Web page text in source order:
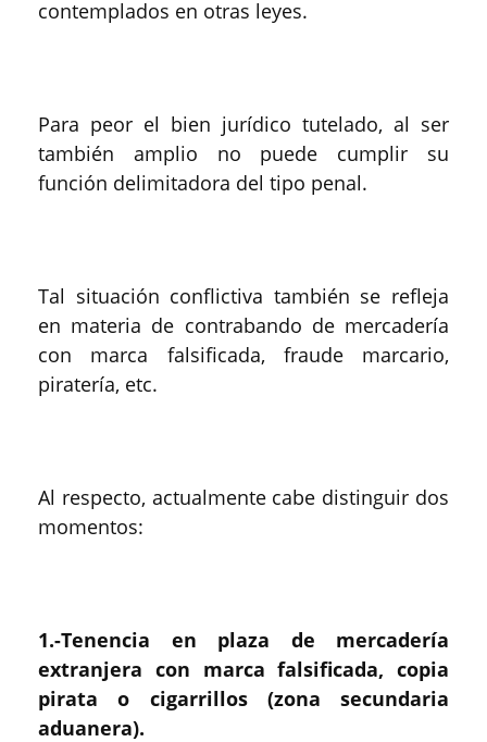
contemplados en otras leyes.
Para peor el bien jurídico tutelado, al ser
también amplio no puede cumplir su
función delimitadora del tipo penal.
Tal situación conflictiva también se refleja
en materia de contrabando de mercadería
con marca falsificada, fraude marcario,
piratería, etc.
Al respecto, actualmente cabe distinguir dos
momentos:
1.-Tenencia en plaza de mercadería
extranjera con marca falsificada, copia
pirata o cigarrillos (zona secundaria
aduanera).